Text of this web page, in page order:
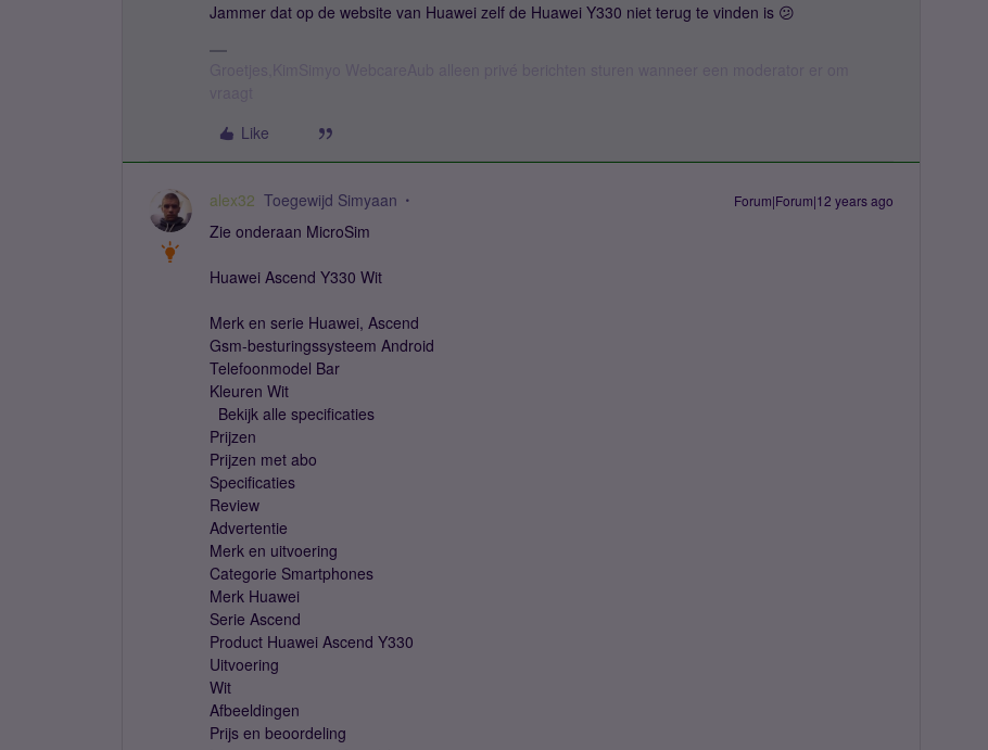
Jammer dat op de website van Huawei zelf de Huawei Y330 niet terug te vinden is 😕
Like
alex32 Toegewijd Simyaan Forum|Forum|12 years ago
Zie onderaan MicroSim
Huawei Ascend Y330 Wit
Merk en serie Huawei, Ascend
Gsm-besturingssysteem Android
Telefoonmodel Bar
Kleuren Wit
Bekijk alle specificaties
Prijzen
Prijzen met abo
Specificaties
Review
Advertentie
Merk en uitvoering
Categorie Smartphones
Merk Huawei
Serie Ascend
Product Huawei Ascend Y330
Uitvoering
Wit
Afbeeldingen
Prijs en beoordeling